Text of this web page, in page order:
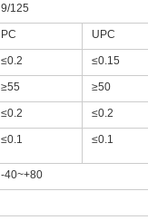
9/125
PC UPC
≤0.2 ≤0.15
≥55 ≥50
≤0.2 ≤0.2
≤0.1 ≤0.1
-40~+80